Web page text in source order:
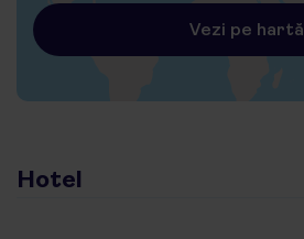
Vezi pe hartă
Hotel